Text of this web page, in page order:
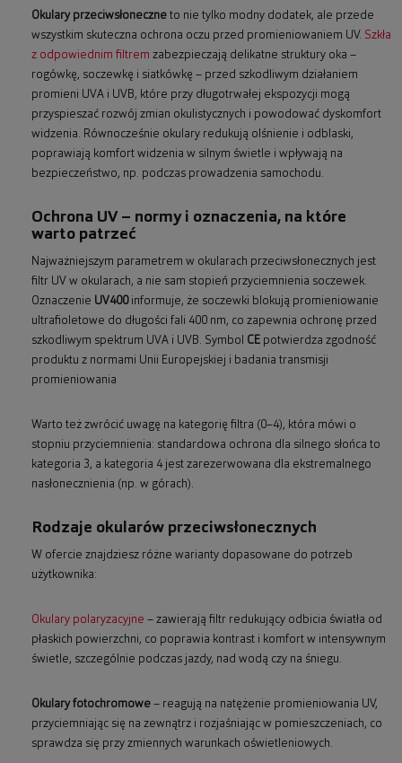
Okulary przeciwsłoneczne to nie tylko modny dodatek, ale przede
wszystkim skuteczna ochrona oczu przed promieniowaniem UV. Szkła
z odpowiednim filtrem zabezpieczają delikatne struktury oka –
rogówkę, soczewkę i siatkówkę – przed szkodliwym działaniem
promieni UVA i UVB, które przy długotrwałej ekspozycji mogą
przyspieszać rozwój zmian okulistycznych i powodować dyskomfort
widzenia. Równocześnie okulary redukują olśnienie i odblaski,
poprawiają komfort widzenia w silnym świetle i wpływają na
bezpieczeństwo, np. podczas prowadzenia samochodu.
Ochrona UV – normy i oznaczenia, na które
warto patrzeć
Najważniejszym parametrem w okularach przeciwsłonecznych jest
filtr UV w okularach, a nie sam stopień przyciemnienia soczewek.
Oznaczenie UV400informuje, że soczewki blokują promieniowanie
ultrafioletowe do długości fali 400 nm, co zapewnia ochronę przed
szkodliwym spektrum UVA i UVB. Symbol CE potwierdza zgodność
produktu z normami Unii Europejskiej i badania transmisji
promieniowania
Warto też zwrócić uwagę na kategorię filtra (0–4), która mówi o
stopniu przyciemnienia: standardowa ochrona dla silnego słońca to
kategoria 3, a kategoria 4 jest zarezerwowana dla ekstremalnego
nasłonecznienia (np. w górach).
Rodzaje okularów przeciwsłonecznych
W ofercie znajdziesz różne warianty dopasowane do potrzeb
użytkownika:
Okulary polaryzacyjne – zawierają filtr redukujący odbicia światła od
płaskich powierzchni, co poprawia kontrast i komfort w intensywnym
świetle, szczególnie podczas jazdy, nad wodą czy na śniegu.
Okulary fotochromowe – reagują na natężenie promieniowania UV,
przyciemniając się na zewnątrz i rozjaśniając w pomieszczeniach, co
sprawdza się przy zmiennych warunkach oświetleniowych.